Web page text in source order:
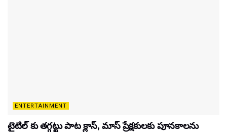
ENTERTAINMENT
టైటిల్‌ కు తగ్గట్టు పాట క్లాస్, మాస్ ప్రేక్షకులకు పూనకాలను